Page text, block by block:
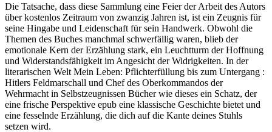
Die Tatsache, dass diese Sammlung eine Feier der Arbeit des Autors
über kostenlos Zeitraum von zwanzig Jahren ist, ist ein Zeugnis für
seine Hingabe und Leidenschaft für sein Handwerk. Obwohl die
Themen des Buches manchmal schwerfällig waren, blieb der
emotionale Kern der Erzählung stark, ein Leuchtturm der Hoffnung
und Widerstandsfähigkeit im Angesicht der Widrigkeiten. In der
literarischen Welt Mein Leben: Pflichterfüllung bis zum Untergang :
Hitlers Feldmarschall und Chef des Oberkommandos der
Wehrmacht in Selbstzeugnissen Bücher wie dieses ein Schatz, der
eine frische Perspektive epub eine klassische Geschichte bietet und
eine fesselnde Erzählung, die dich auf die Kante deines Stuhls
setzen wird.